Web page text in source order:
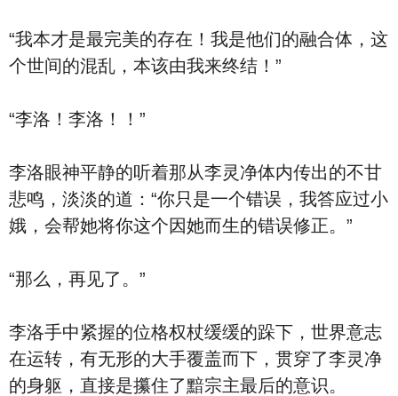
“我本才是最完美的存在！我是他们的融合体，这
个世间的混乱，本该由我来终结！”
“李洛！李洛！！”
李洛眼神平静的听着那从李灵净体内传出的不甘
悲鸣，淡淡的道：“你只是一个错误，我答应过小
娥，会帮她将你这个因她而生的错误修正。”
“那么，再见了。”
李洛手中紧握的位格权杖缓缓的跺下，世界意志
在运转，有无形的大手覆盖而下，贯穿了李灵净
的身躯，直接是攥住了黯宗主最后的意识。